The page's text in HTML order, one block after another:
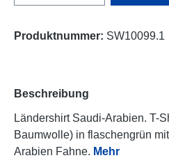
Produktnummer: SW10099.1
Beschreibung
Ländershirt Saudi-Arabien. T-
Baumwolle) in flaschengrün
Arabien Fahne. Mehr